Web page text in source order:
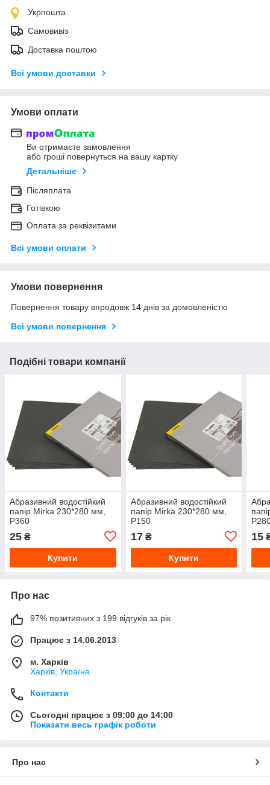
Укрпошта
Самовивіз
Доставка поштою
Всі умови доставки
Умови оплати
Ви отримаєте замовлення
або гроші повернуться на вашу картку
Детальніше
Післяплата
Готівкою
Оплата за реквізитами
Всі умови оплати
Умови повернення
Повернення товару впродовж 14 днів за домовленістю
Всі умови повернення
Подібні товари компанії
Абразивний водостійкий
папір Mirka 230*280 мм,
P360
25 ₴
Купити
Абразивний водостійкий
папір Mirka 230*280 мм,
P150
17₴
Купити
15
Про нас
97% позитивних з 199 відгуків за рік
Працює з 14.06.2013
м. Харків
Харків, Україна
Контакти
Сьогодні працює з 09:00 до 14:00
Показати весь графік роботи
Про нас